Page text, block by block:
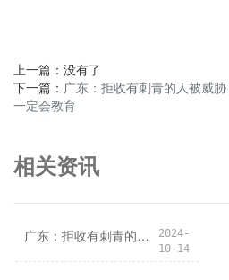
上一篇：没有了
下一篇： 广东：拒收有刺青的人被威
一定会教育
相关资讯
广东：拒收有刺青的人被威胁？老板：看不惯的年轻人，一定会教育
2024-
10-14